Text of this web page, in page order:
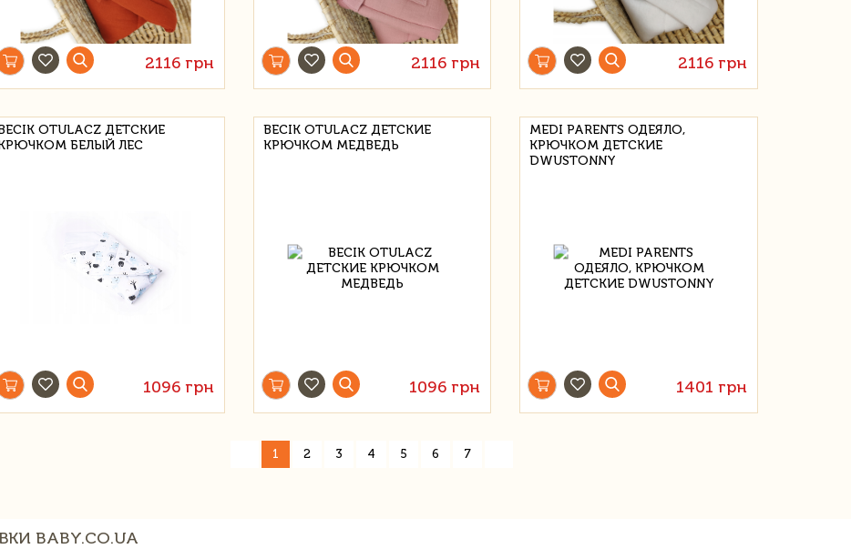
2116 грн 2116 грн 2116 грн
OTULACZ ДЕТСКИЕ
БЕЛЫЙ ЛЕС
1096 грн
BECIK OTULACZ ДЕТСКИЕ
КРЮЧКОМ МЕДВЕДЬ
1096 грн
MEDI PARENTS ОДЕЯЛО,
КРЮЧКОМ ДЕТСКИЕ
DWUSTONNY
1401 грн
1 2 3 4 5 6 7
BABY.CO.UA